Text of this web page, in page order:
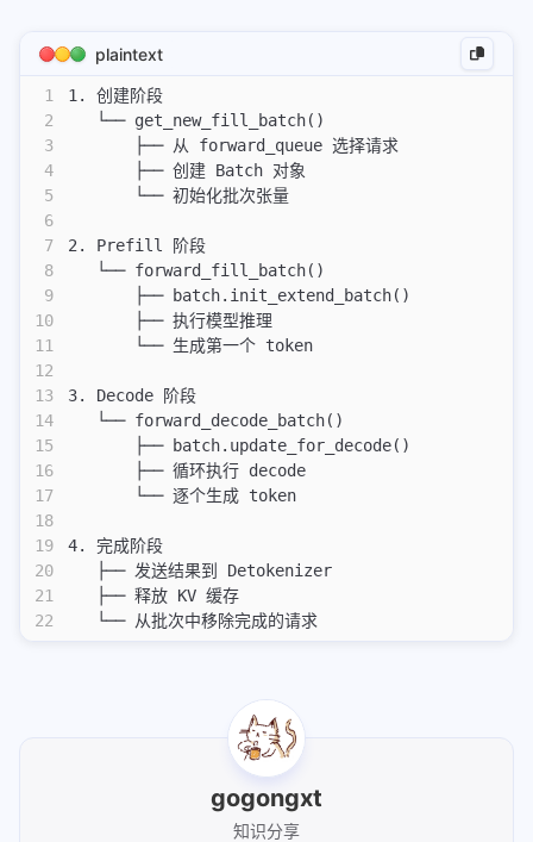
57
58
           ├── batch.filter_batch()
           └── 更新 running_batch
plaintext
1
2
3
4
5
6
7
8
9
10
11
12
13
14
15
16
17
18
19
20
21
22
1. 创建阶段
   └── get_new_fill_batch()
       ├── 从 forward_queue 选择请求
       ├── 创建 Batch 对象
       └── 初始化批次张量
2. Prefill 阶段
   └── forward_fill_batch()
       ├── batch.init_extend_batch()
       ├── 执行模型推理
       └── 生成第一个 token
3. Decode 阶段
   └── forward_decode_batch()
       ├── batch.update_for_decode()
       ├── 循环执行 decode
       └── 逐个生成 token
4. 完成阶段
   ├── 发送结果到 Detokenizer
   ├── 释放 KV 缓存
   └── 从批次中移除完成的请求
gogongxt
知识分享
website
Callouts 功能测试
三种不同的代码块测试
encrypt
markdown render preview
mmedia
test_title
主题外挂标签使用
配置公式
部署easyimage图床